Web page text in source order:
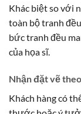
Khác biệt so với
toàn bộ tranh đều
bức tranh đều
của họa sĩ.
Nhận đặt vẽ
Khách hàng có